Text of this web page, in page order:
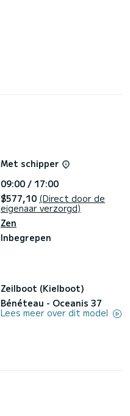
Met schipper
09:00 / 17:00
$577,10 (Direct door de
eigenaar verzorgd)
Zen
Inbegrepen
Zeilboot (Kielboot)
Bénéteau - Oceanis 37
Lees meer over dit model